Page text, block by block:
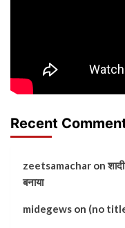
Recent
zeetsamachar on
बनाया
midegews on (no